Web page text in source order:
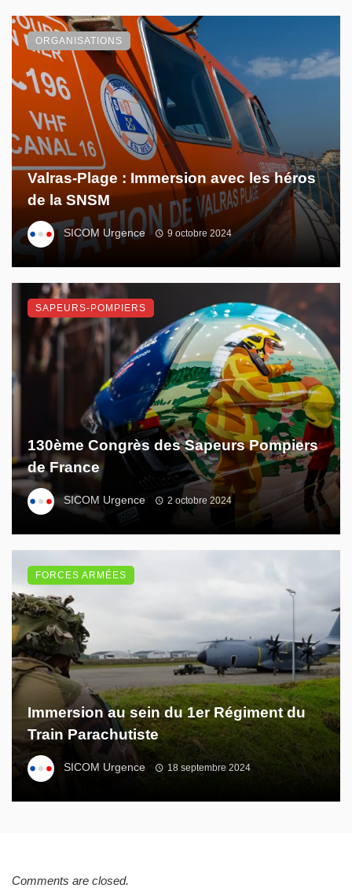
Valras-Plage : Immersion avec les héros
de la SNSM
SICOM Urgence 9 octobre 2024
ORGANISATIONS
130ème Congrès des Sapeurs Pompiers
de France
SICOM Urgence 2 octobre 2024
SAPEURS-POMPIERS
Immersion au sein du 1er Régiment du
Train Parachutiste
SICOM Urgence 18 septembre 2024
FORCES ARMÉES
Comments are closed.